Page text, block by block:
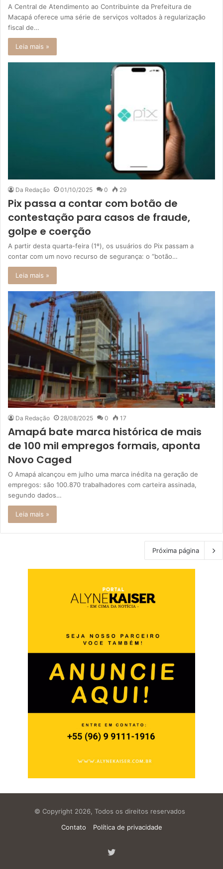
A Central de Atendimento ao Contribuinte da Prefeitura de
Macapá oferece uma série de serviços voltados à regularização
fiscal de…
Leia mais »
Da Redação 01/10/2025 0 29
Pix passa a contar com botão de
contestação para casos de fraude,
golpe e coerção
A partir desta quarta-feira (1º), os usuários do Pix passam a
contar com um novo recurso de segurança: o “botão…
Leia mais »
Da Redação 28/08/2025 0 17
Amapá bate marca histórica de mais
de 100 mil empregos formais, aponta
Novo Caged
O Amapá alcançou em julho uma marca inédita na geração de
empregos: são 100.870 trabalhadores com carteira assinada,
segundo dados…
Leia mais »
Próxima página
© Copyright 2026, Todos os direitos reservados
Contato
Política de privacidade